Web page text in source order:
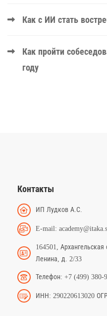
Как с ИИ стать
Как пройти
году
Контакты
ИП Лудков А.С.
E-mail:
164501,
Ленина, д. 2/33
Телефон: +7 (499) 380-
ИНН: 290220613020